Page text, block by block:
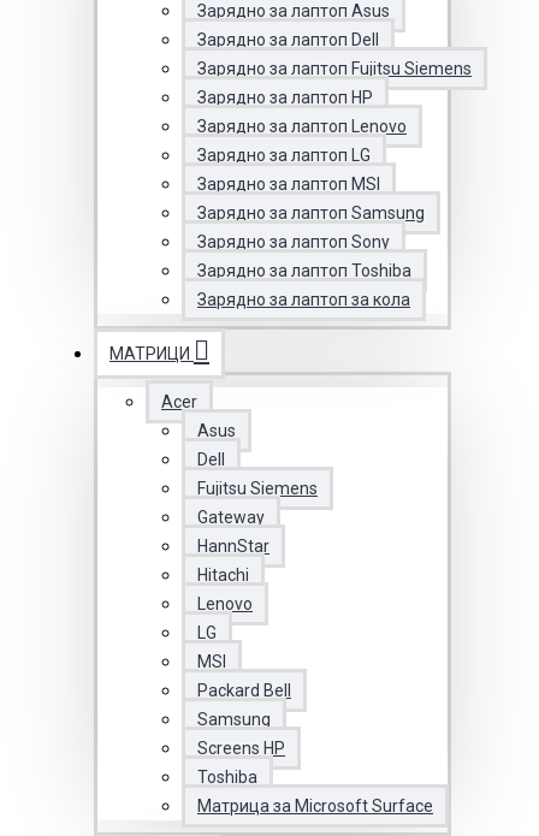
Зарядно за лаптоп Asus
Зарядно за лаптоп Dell
Зарядно за лаптоп Fujitsu Siemens
Зарядно за лаптоп HP
Зарядно за лаптоп Lenovo
Зарядно за лаптоп LG
Зарядно за лаптоп MSI
Зарядно за лаптоп Samsung
Зарядно за лаптоп Sony
Зарядно за лаптоп Toshiba
Зарядно за лаптоп за кола
МАТРИЦИ
Acer
Asus
Dell
Fujitsu Siemens
Gateway
HannStar
Hitachi
Lenovo
LG
MSI
Packard Bell
Samsung
Screens HP
Toshiba
Матрица за Microsoft Surface